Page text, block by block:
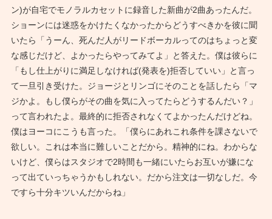
ン)が自宅でモノラルカセットに録音した新曲が2曲あったんだ。
ショーンには迷惑をかけたくなかったからどうすべきかを彼に聞
いたら「うーん、死んだ人がリードボーカルってのはちょっと変
な感じだけど、よかったらやってみてよ」と答えた。僕は彼らに
「もし仕上がりに満足しなければ(発表を)拒否していい」と言っ
て一旦引き受けた。ジョージとリンゴにそのことを話したら「マ
ジかよ。もし僕らがその曲を気に入ってたらどうするんだい？」
って言われたよ。最終的に拒否されなくてよかったんだけどね。
僕はヨーコにこうも言った。「僕らにあれこれ条件を課さないで
欲しい。これは本当に難しいことだから。精神的にね。わからな
いけど、僕らはスタジオで2時間も一緒にいたらお互いが嫌にな
って出ていっちゃうかもしれない。だから注文は一切なしだ。今
ですら十分キツいんだからね」